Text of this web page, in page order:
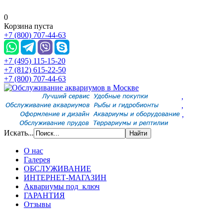
0
Корзина пуста
+7 (800) 707-44-63
+7 (495) 115-15-20
+7 (812) 615-22-50
+7 (800) 707-44-63
,
,
,
Искать...
О нас
Галерея
ОБСЛУЖИВАНИЕ
ИНТЕРНЕТ-МАГАЗИН
Аквариумы под ключ
ГАРАНТИЯ
Отзывы